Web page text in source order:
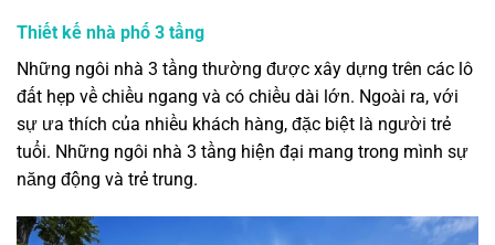
Thiết kế nhà phố 3 tầng
Những ngôi nhà 3 tầng thường được xây dựng trên các lô
đất hẹp về chiều ngang và có chiều dài lớn. Ngoài ra, với
sự ưa thích của nhiều khách hàng, đặc biệt là người trẻ
tuổi. Những ngôi nhà 3 tầng hiện đại mang trong mình sự
năng động và trẻ trung.